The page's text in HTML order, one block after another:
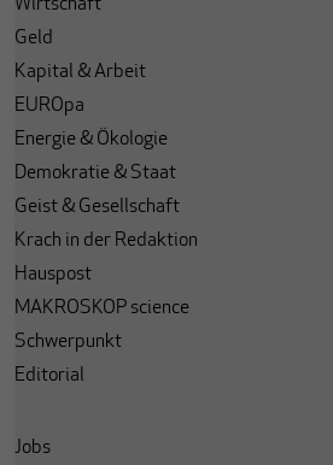
Wirtschaft
Geld
Kapital & Arbeit
EUROpa
Energie & Ökologie
Demokratie & Staat
Geist & Gesellschaft
Krach in der Redaktion
Hauspost
MAKROSKOP science
Schwerpunkt
Editorial
Jobs